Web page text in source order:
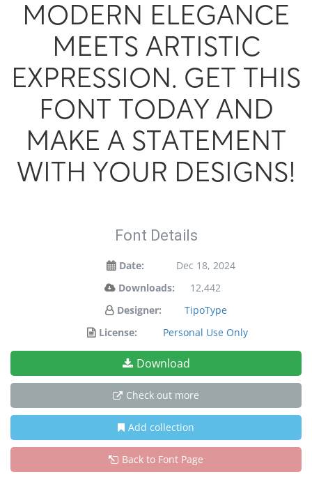
modern elegance
meets artistic
expression. Get this
font today and
make a statement
with your designs!
Font Details
Date:
Dec 18, 2024
Downloads:
12,442
Designer:
TipoType
License:
Personal Use Only
Download
Check out more
Add collection
Back to Font Page